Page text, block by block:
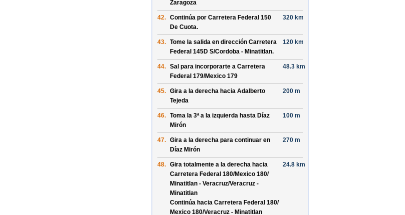
Zaragoza
42. Continúa por Carretera Federal 150
De Cuota.
320 km
43. Tome la salida en dirección Carretera
Federal 145D S/Cordoba - Minatitlan.
120 km
44. Sal para incorporarte a Carretera
Federal 179/Mexico 179
48.3 km
45. Gira a la derecha hacia Adalberto
Tejeda
200 m
46. Toma la 3ª a la izquierda hasta Díaz
Mirón
100 m
47. Gira a la derecha para continuar en
Díaz Mirón
270 m
48. Gira totalmente a la derecha hacia
Carretera Federal 180/Mexico 180/
Minatitlan - Veracruz/Veracruz -
Minatitlan
Continúa hacia Carretera Federal 180/
Mexico 180/Veracruz - Minatitlan
24.8 km